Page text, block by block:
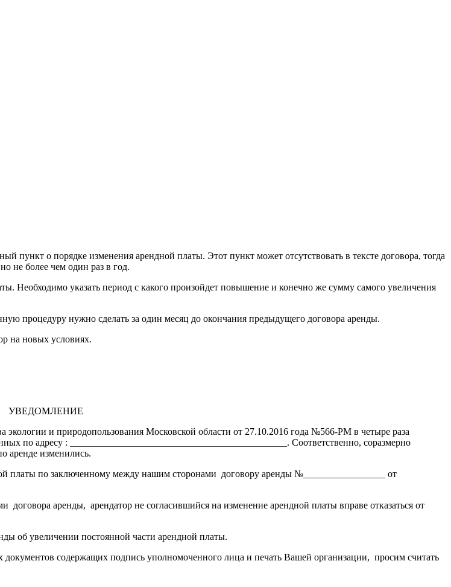
о порядке изменения арендной платы. Этот пункт может отсутствовать в тексте договора, тогда
не более чем один раз в год.
Необходимо указать период с какого произойдет повышение и конечно же сумму самого увеличения
процедуру нужно сделать за один месяц до окончания предыдущего договора аренды.
на новых условиях.
УВЕДОМЛЕНИЕ
и природопользования Московской области от 27.10.2016 года №566-РМ в четыре раза
по адресу : _____________________________________________. Соответственно, соразмерно
аренде изменились.
платы по заключенному между нашим сторонами договору аренды №_________________ от
аренды, арендатор не со­гласившийся на изменение арендной платы вправе отказаться от
об увеличении постоянной части арендной платы.
документов содержащих подпись уполномоченного лица и печать Вашей организации, просим считать